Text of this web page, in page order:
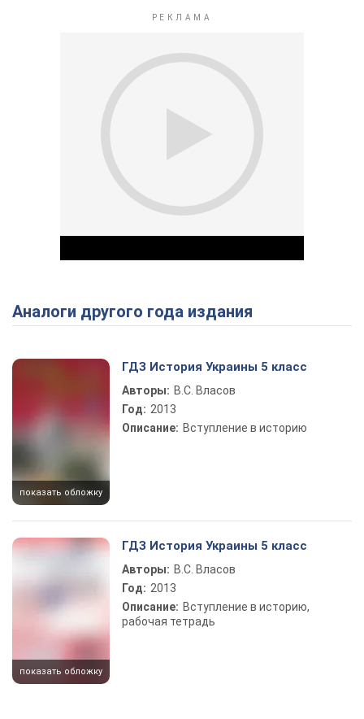
Play Video
Аналоги другого года издания
показать обложку
ГДЗ История Украины 5 класс
Авторы: В.С. Власов
Год: 2013
Описание: Вступление в историю
показать обложку
ГДЗ История Украины 5 класс
Авторы: В.С. Власов
Год: 2013
Описание: Вступление в историю,
рабочая тетрадь